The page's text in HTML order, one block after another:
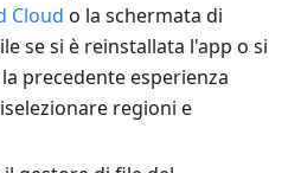
Cloud o la schermata di
se si è reinstallata l'app o si
precedente esperienza
regioni e